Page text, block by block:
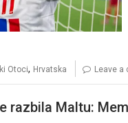
Otoci, Hrvatska Leave a
razbila Maltu: